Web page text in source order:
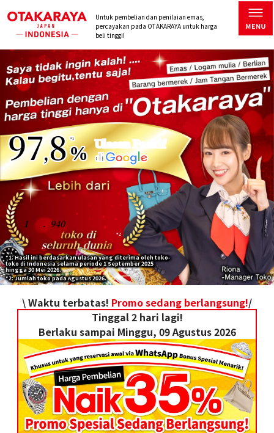
Untuk pembelian dan penilaian emas,
percayakan pada OTAKARAYA untuk harga
beli tinggi!
1 . 940
*2
97,8%
*1
Ulasan Positif
di
*1: Hasil ini berdasarkan ulasan yang diterima oleh toko-
toko di Indonesia selama periode 1 September 2025
hingga 30 Mei 2026.
*2: Jumlah toko pada Agustus 2026.
\ Waktu terbatas! Promo sedang berlangsung!/
Tinggal 2 hari lagi!
Berlaku sampai Minggu, 09 Agustus 2026